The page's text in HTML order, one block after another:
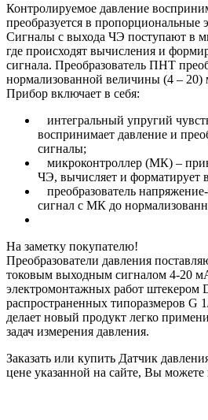
Контролируемое давление
преобразуется в пропорциональные
Сигналы с выхода ЧЭ поступают в
где происходят вычисления и
сигнала. Преобразователь ПНТ
нормализованной величины (4 – 20)
Прибор включает в себя:
интегральный упругий
воспринимает давление и
сигналы;
микроконтроллер (МК) –
ЧЭ, вычисляет и форматирует
преобразователь
сигнал с МК до
На заметку покупателю!
Преобразователи давления
токовым выходным сигналом 4-20
электромонтажных работ штекером
распространенных типоразмеров G
делает новый продукт легко
задач измерения давления.
Заказать или купить Датчик
цене указанной на сайте, Вы можете